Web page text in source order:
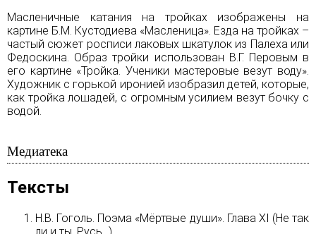
Масленичные катания на тройках изображены на
картине Б.М. Кустодиева «Масленица». Езда на тройках –
частый сюжет росписи лаковых шкатулок из Палеха или
Федоскина. Образ тройки использован В.Г. Перовым в
его картине «Тройка. Ученики мастеровые везут воду».
Художник с горькой иронией изобразил детей, которые,
как тройка лошадей, с огромным усилием везут бочку с
водой.
Медиатека
Тексты
Н.В. Гоголь. Поэма «Мёртвые души». Глава XI (Не так